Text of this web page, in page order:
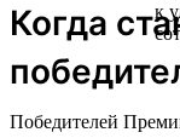
Когда
Победителей